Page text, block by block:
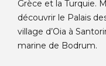
Grèce et la Turquie.
découvrir le Palais
village d’Oia à
marine de Bodrum.